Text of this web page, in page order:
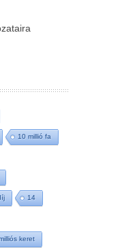
10 millió fa
14
keret